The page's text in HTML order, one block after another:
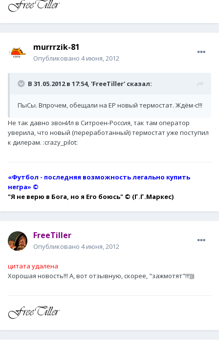
murrrzik-81
Опубликовано 4 июня, 2012
В 31.05.2012 в 17:54, 'FreeTiller' сказал:
ПыСы. Впрочем, обещали на ЕР новый термостат. Ждём-с!!!
Не так давно звонИл в Ситроен-Россия, так там оператор
уверила, что новый (переработанный) термостат уже поступил
к дилерам. :crazy_pilot:
«Футбол - последняя возможность легально купить
негра» ©
"Я не верю в Бога, но я Его боюсь" © (Г.Г.Маркес)
FreeTiller
Опубликовано 4 июня, 2012
цитата удалена
Хорошая новость!!! А, вот отзывную, скорее, "зажмотят"!!!)))